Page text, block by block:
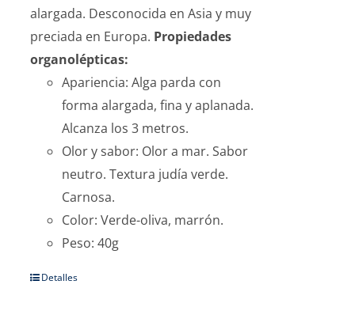
alargada. Desconocida en Asia y muy
preciada en Europa. Propiedades
organolépticas:
Apariencia: Alga parda con
forma alargada, fina y aplanada.
Alcanza los 3 metros.
Olor y sabor: Olor a mar. Sabor
neutro. Textura judía verde.
Carnosa.
Color: Verde-oliva, marrón.
Peso: 40g
Detalles